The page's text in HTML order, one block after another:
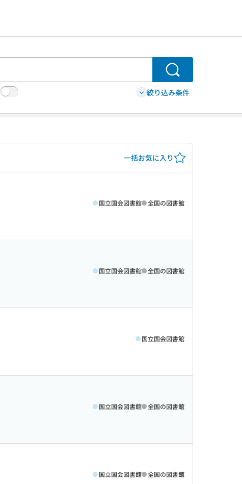
検索
絞り込み条件
一括お気に入り
国立国会図書館 全国の図書館
国立国会図書館 全国の図書館
国立国会図書館
国立国会図書館 全国の図書館
国立国会図書館 全国の図書館